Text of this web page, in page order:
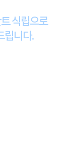
식립으로
립니다.